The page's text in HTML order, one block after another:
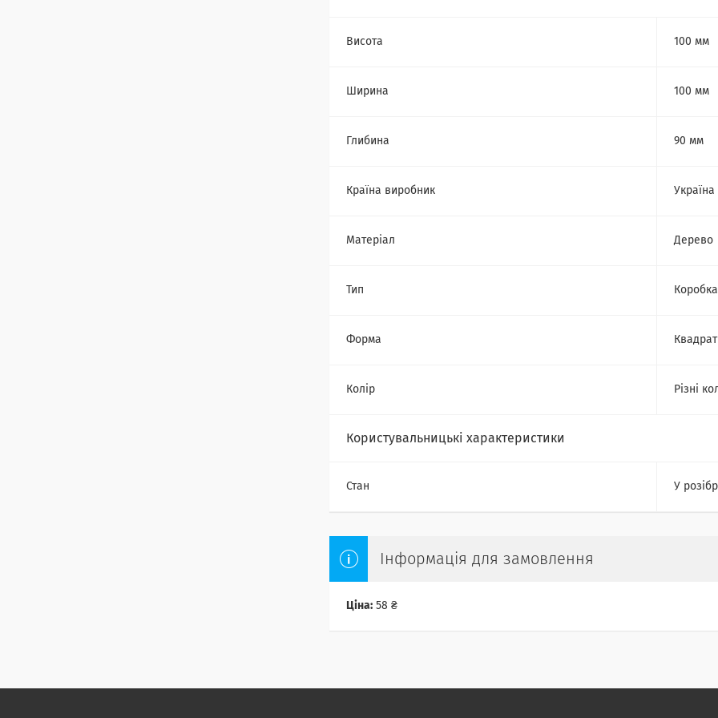
Висота 100 мм
Ширина 100 мм
Глибина 90 мм
Країна виробник Україна
Матеріал Дерево
Тип Коробка
Форма
Колір Різні
Користувальницькі характеристики
Стан У
Інформація для замовлення
Ціна: 58 ₴